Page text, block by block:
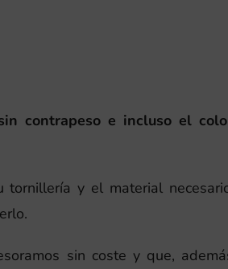
contrapeso e incluso el
y el material
sin coste y que,